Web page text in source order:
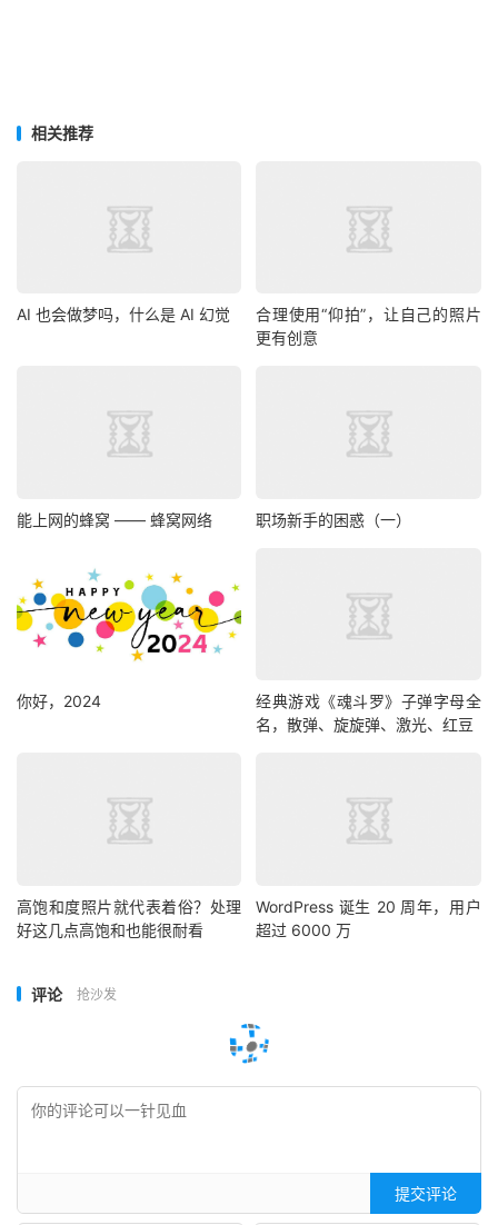
相关推荐
AI 也会做梦吗，什么是 AI 幻觉
合理使用“仰拍”，让自己的照片
更有创意
能上网的蜂窝 —— 蜂窝网络 职场新手的困惑（一）
你好，2024
经典游戏《魂斗罗》子弹字母全
名，散弹、旋旋弹、激光、红豆
高饱和度照片就代表着俗？处理
好这几点高饱和也能很耐看
WordPress 诞生 20 周年，用户
超过 6000 万
评论 抢沙发
提交评论